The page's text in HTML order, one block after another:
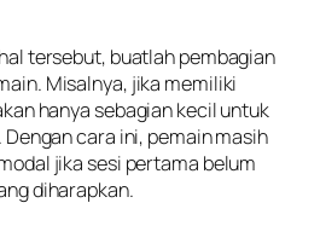
tersebut, buatlah pembagian
Misalnya, jika memiliki
hanya sebagian kecil untuk
cara ini, pemain masih
jika sesi pertama belum
diharapkan.